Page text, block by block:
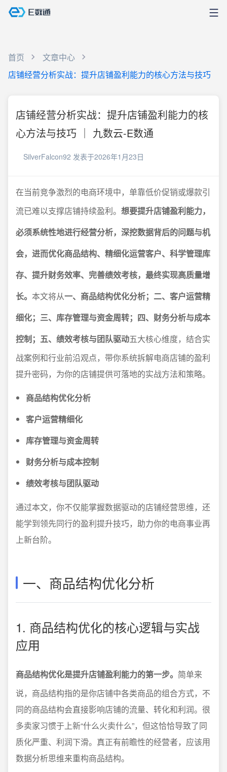
首页
文章中心
店铺经营分析实战：提升店铺盈利能力的核心方法与技巧
店铺经营分析实战：提升店铺盈利能力的核
心方法与技巧 ｜ 九数云-E数通
SilverFalcon92 发表于2026年1月23日
在当前竞争激烈的电商环境中，单靠低价促销或爆款引
流已难以支撑店铺持续盈利。 想要提升店铺盈利能力，
必须系统性地进行经营分析，深挖数据背后的问题与机
会，进而优化商品结构、精细化运营客户、科学管理库
存、提升财务效率、完善绩效考核，最终实现高质量增
长。 本文将从一、商品结构优化分析；二、客户运营精
细化；三、库存管理与资金周转；四、财务分析与成本
控制；五、绩效考核与团队驱动五大核心维度，结合实
战案例和行业前沿观点，带你系统拆解电商店铺的盈利
提升密码，为你的店铺提供可落地的实战方法和策略。
商品结构优化分析
客户运营精细化
库存管理与资金周转
财务分析与成本控制
绩效考核与团队驱动
通过本文，你不仅能掌握数据驱动的店铺经营思维，还
能学到领先同行的盈利提升技巧，助力你的电商事业再
上新台阶。
一、商品结构优化分析
1. 商品结构优化的核心逻辑与实战
应用
商品结构优化是提升店铺盈利能力的第一步。 简单来
说，商品结构指的是你店铺中各类商品的组合方式，不
同的商品结构会直接影响店铺的流量、转化和利润。很
多卖家习惯于上新“什么火卖什么”，但这恰恰导致了同
质化严重、利润下滑。真正有前瞻性的经营者，应该用
数据分析思维来重构商品结构。